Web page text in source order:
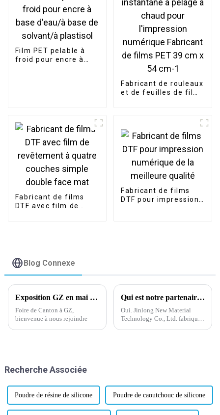
Film PET pelable à
froid pour encre à
Fabricant de rouleaux
et de feuilles de film
numérique Fabricant
de films PET 39 cm x
54 cm-1
Fabricant de films
DTF avec film de
Fabricant de films
DTF pour impression
Blog Connexe
Exposition GZ en mai 2024
Foire de Canton à GZ,
bienvenue à nous rejoindre
Qui est notre partenaire de travail ?
Oui. Jinlong New Material
Technology Co., Ltd. fabrique
Recherche Associée
Poudre de résine de silicone Poudre de caoutchouc de silicone